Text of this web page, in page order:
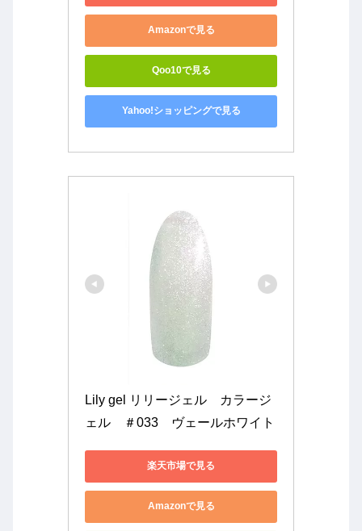
Amazonで見る
Qoo10で見る
Yahoo!ショッピングで見る
Lily gel リリージェル　カラージ
ェル　＃033　ヴェールホワイト
楽天市場で見る
Amazonで見る